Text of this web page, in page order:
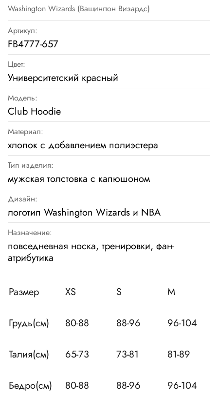
Washington Wizards (Вашингтон Визардс)
Артикул:
FB4777-657
Цвет:
Университетский красный
Модель:
Club Hoodie
Материал:
хлопок с добавлением полиэстера
Тип изделия:
мужская толстовка с капюшоном
Дизайн:
логотип Washington Wizards и NBA
Назначение:
повседневная носка, тренировки, фан-
атрибутика
Размер XS S M
Грудь(см) 80-88 88-96 96-104
Талия(см) 65-73 73-81 81-89
Бедро(см) 80-88 88-96 96-104